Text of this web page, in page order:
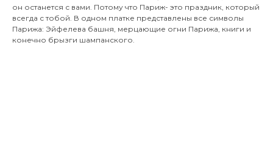
он останется с вами. Потому что Париж- это праздник, который
всегда с тобой. В одном платке представлены все символы
Парижа: Эйфелева башня, мерцающие огни Парижа, книги и
конечно брызги шампанского.